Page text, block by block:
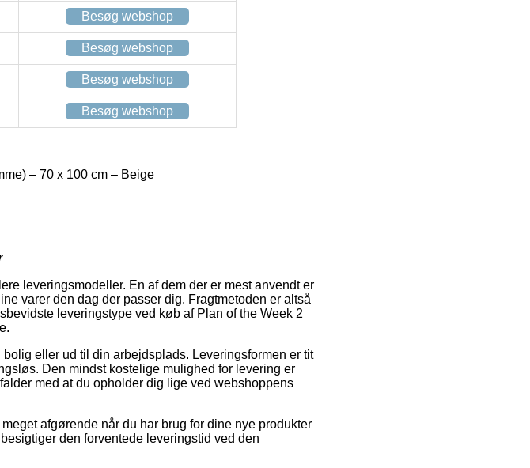
Besøg webshop
Besøg webshop
Besøg webshop
Besøg webshop
– 70 x 100 cm – Beige
leveringsmodeller. En af dem der er mest anvendt er
varer den dag der passer dig. Fragtmetoden er altså
leveringstype ved køb af Plan of the Week 2
eller ud til din arbejdsplads. Leveringsformen er tit
Den mindst kostelige mulighed for levering er
med at du opholder dig lige ved webshoppens
afgørende når du har brug for dine nye produkter
den forventede leveringstid ved den